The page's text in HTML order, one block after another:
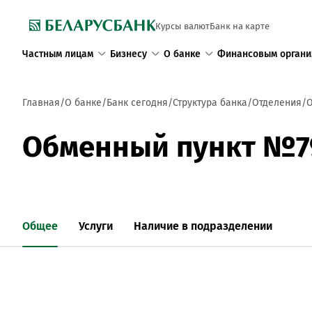
Курсы валютБанк на карте
Частным лицам Бизнесу О банке Финансовым
Главная О банке Банк сегодня Структура банка Отделения
Обменный пункт
Общее Услуги Наличие в подразделении